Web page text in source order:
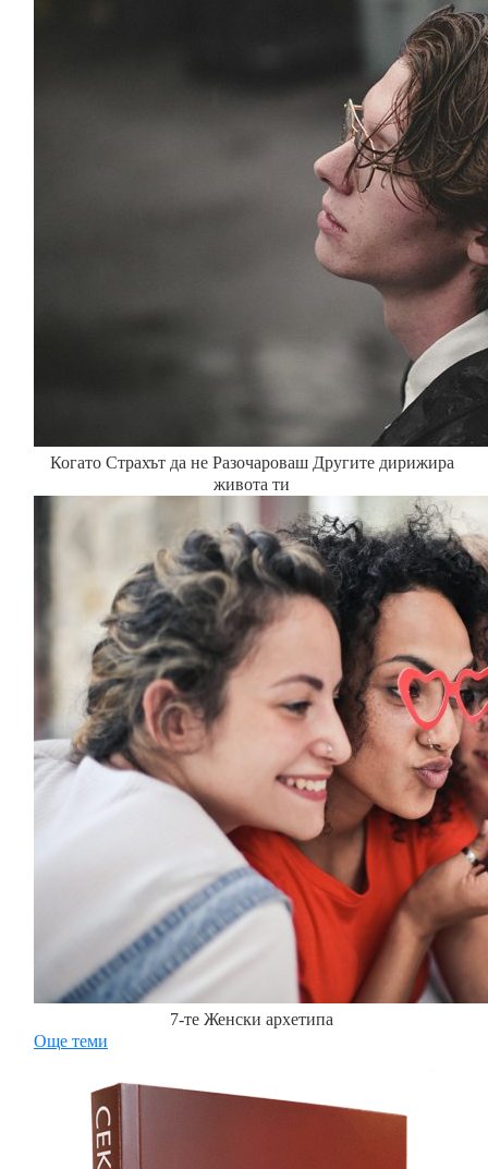
Когато Страхът да не Разочароваш Другите дирижира
живота ти
7-те Женски архетипа
Още теми